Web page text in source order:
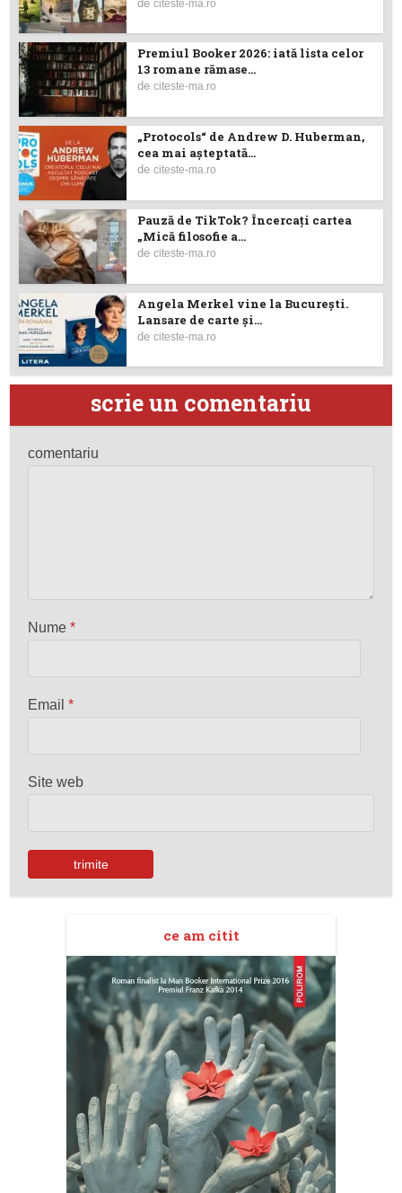
deciteste-ma.ro
Premiul Booker 2026: iată lista celor
13 romane rămase...
deciteste-ma.ro
„Protocols“ de Andrew D. Huberman,
cea mai așteptată...
deciteste-ma.ro
Pauză de TikTok? Încercaţi cartea
„Mică filosofie a...
deciteste-ma.ro
Angela Merkel vine la București.
Lansare de carte şi...
deciteste-ma.ro
scrie un comentariu
comentariu
Nume*
Email*
Site web
ce am citit